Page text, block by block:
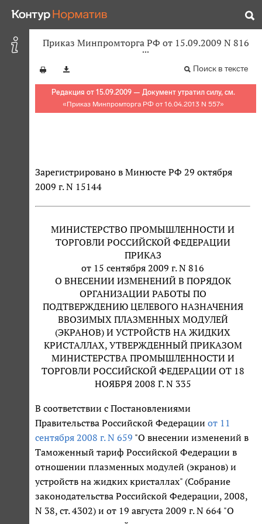
Приказ Минпромторга РФ от 15.09.2009 N 816
Поиск в тексте
Редакция от 15.09.2009 — Документ утратил силу, см.
«Приказ Минпромторга РФ от 16.04.2013 N 557»
Зарегистрировано в Минюсте РФ 29 октября
2009 г. N 15144
МИНИСТЕРСТВО ПРОМЫШЛЕННОСТИ И
ТОРГОВЛИ РОССИЙСКОЙ ФЕДЕРАЦИИ
ПРИКАЗ
от 15 сентября 2009 г. N 816
О ВНЕСЕНИИ ИЗМЕНЕНИЙ В ПОРЯДОК
ОРГАНИЗАЦИИ РАБОТЫ ПО
ПОДТВЕРЖДЕНИЮ ЦЕЛЕВОГО НАЗНАЧЕНИЯ
ВВОЗИМЫХ ПЛАЗМЕННЫХ МОДУЛЕЙ
(ЭКРАНОВ) И УСТРОЙСТВ НА ЖИДКИХ
КРИСТАЛЛАХ, УТВЕРЖДЕННЫЙ ПРИКАЗОМ
МИНИСТЕРСТВА ПРОМЫШЛЕННОСТИ И
ТОРГОВЛИ РОССИЙСКОЙ ФЕДЕРАЦИИ ОТ 18
НОЯБРЯ 2008 Г. N 335
В соответствии с Постановлениями
Правительства Российской Федерации от 11
сентября 2008 г. N 659 "О внесении изменений в
Таможенный тариф Российской Федерации в
отношении плазменных модулей (экранов) и
устройств на жидких кристаллах" (Собрание
законодательства Российской Федерации, 2008,
N 38, ст. 4302) и от 19 августа 2009 г. N 664 "О